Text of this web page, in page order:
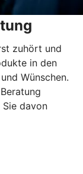
zuhört und
in den
Wünschen.
davon